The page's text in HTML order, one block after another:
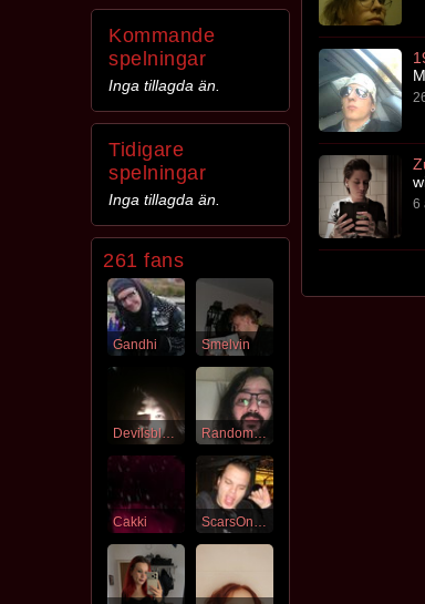
Kommande
spelningar
Inga tillagda än.
Tidigare
spelningar
Inga tillagda än.
261 fans
Gandhi Smelvin
Devilsblood RandomBlackDude
Cakki ScarsOnTheHorizon
6